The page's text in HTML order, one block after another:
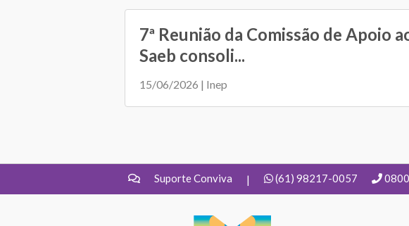
7ª Reunião da Comissão de Apoio
Saeb consoli...
15/06/2026 | Inep
Suporte Conviva | (61) 98217-0057
UNDIME